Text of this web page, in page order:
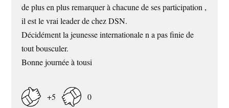
de plus en plus remarquer à chacune de ses participation ,
il est le vrai leader de chez DSN.
Décidément la jeunesse internationale n a pas finie de
tout bousculer.
Bonne journée à tousi
+5 0